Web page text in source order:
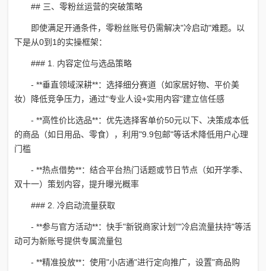
## 三、零粉丝运营的突破策略
即使满足开通条件，零粉丝账号仍需解决"冷启动"难题。以
下是从0到1的实操框架：
### 1. 内容定位与选品策略
- **垂直领域深耕**：选择细分赛道（如家居好物、平价美
妆）降低竞争压力，通过"专业人设+实用内容"建立信任感
- **高性价比选品**：优先选择客单价50元以下、决策成本低
的商品（如日用品、零食），利用"9.9包邮"等话术降低用户心理
门槛
- **热点借势**：结合平台热门话题或节日节点（如开学季、
双十一）策划内容，提升曝光概率
### 2. 冷启动流量获取
- **参与官方活动**：快手"新锐商家计划""冷启流量扶持"等活
动可为新账号提供专属流量包
- **精准投放**：使用"小店通"进行定向推广，设置"商品购